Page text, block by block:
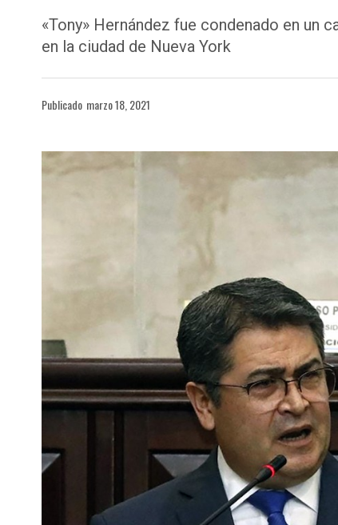
«Tony» Hernández fue condenado en un
en la ciudad de Nueva York
Publicado marzo 18, 2021